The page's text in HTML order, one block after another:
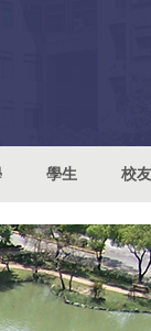
學生 校友